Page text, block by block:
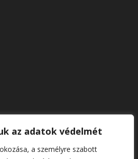
az adatok védelmét
a személyre szabott